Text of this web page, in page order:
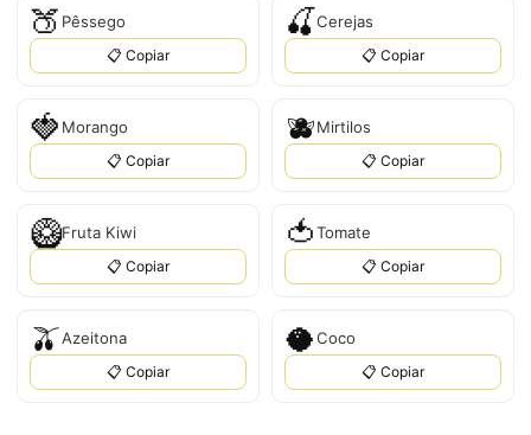
🍑 Pêssego
📋 Copiar
🍒Cerejas
📋 Copiar
🍓 Morango
📋 Copiar
🫐Mirtilos
📋 Copiar
🥝Fruta Kiwi
📋 Copiar
🍅Tomate
📋 Copiar
🫒Azeitona
📋 Copiar
🥥Coco
📋 Copiar